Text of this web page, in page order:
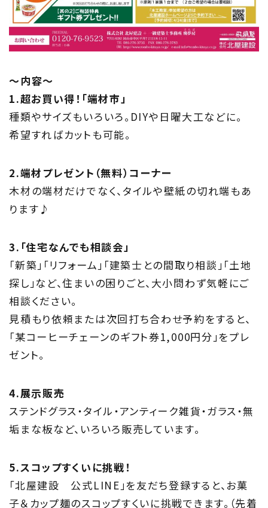
〜内容〜
1.超お買い得！「端材市」
種類やサイズもいろいろ。DIYや日曜大工などに。
希望すればカットも可能。
2.端材プレゼント（無料）コーナー
木材の端材だけでなく、タイルや壁紙の切れ端もあ
ります♪
3.「住宅なんでも相談会」
「新築」「リフォーム」「建築士との間取り相談」「土地
探し」など、住まいの困りごと、大小問わず気軽にご
相談ください。
見積もり依頼または次回打ち合わせ予約をすると、
「某コーヒーチェーンのギフト券1,000円分」をプレ
ゼント。
4.展示販売
ステンドグラス・タイル・アンティーク雑貨・ガラス・無
垢まな板など、いろいろ販売しています。
5.スコップすくいに挑戦！
「北屋建設 公式LINE」を友だち登録すると、お菓
子＆カップ麺のスコップすくいに挑戦できます。（先着